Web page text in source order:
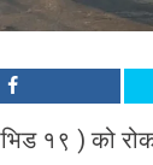
१९ ) को